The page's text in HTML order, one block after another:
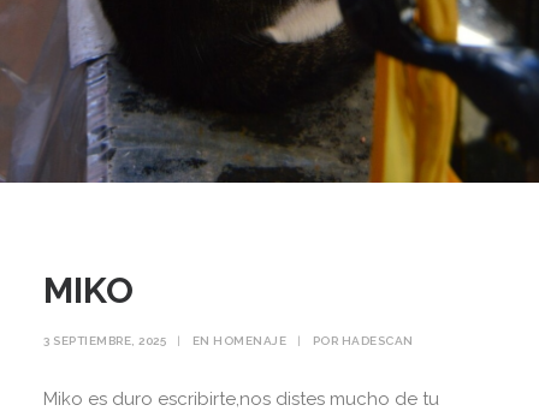
MIKO
3 SEPTIEMBRE, 2025 | EN HOMENAJE | POR HADESCAN
Miko es duro escribirte,nos distes mucho de tu